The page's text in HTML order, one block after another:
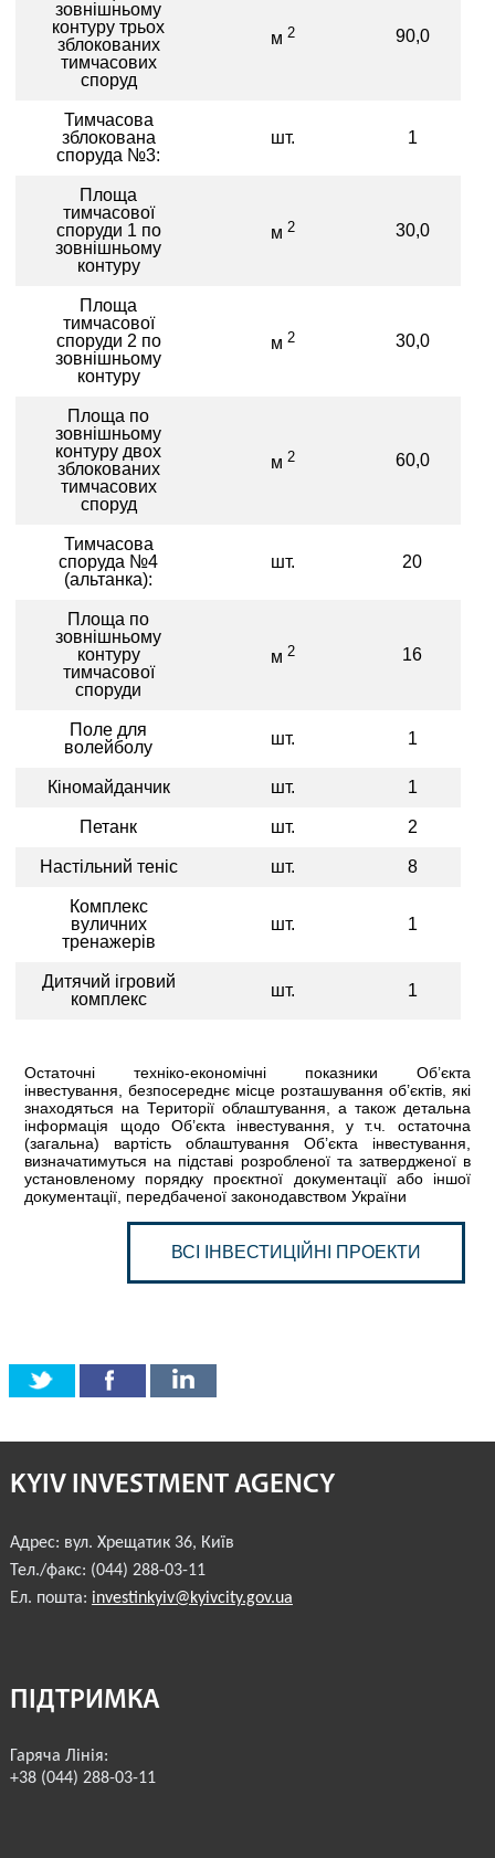
зовнішньому
контуру трьох
зблокованих
тимчасових
споруд
м 2 90,0
Тимчасова
зблокована
споруда №3:
шт. 1
Площа
тимчасової
споруди 1 по
зовнішньому
контуру
м 2 30,0
Площа
тимчасової
споруди 2 по
зовнішньому
контуру
м 2 30,0
Площа по
зовнішньому
контуру двох
зблокованих
тимчасових
споруд
м 2 60,0
Тимчасова
споруда №4
(альтанка):
шт. 20
Площа по
зовнішньому
контуру
тимчасової
споруди
м 2 16
Поле для
волейболу
шт. 1
Кіномайданчик шт. 1
Петанк шт. 2
Настільний теніс шт. 8
Комплекс
вуличних
тренажерів
шт. 1
Дитячий ігровий
комплекс
шт. 1
Остаточні техніко-економічні показники Об’єкта
інвестування, безпосереднє місце розташування об’єктів, які
знаходяться на Території облаштування, а також детальна
інформація щодо Об’єкта інвестування, у т.ч. остаточна
(загальна) вартість облаштування Об’єкта інвестування,
визначатимуться на підставі розробленої та затвердженої в
установленому порядку проєктної документації або іншої
документації, передбаченої законодавством України
ВСІ ІНВЕСТИЦІЙНІ ПРОЕКТИ
KYIV INVESTMENT AGENCY
Адрес: вул. Хрещатик 36, Київ
Тел./факс: (044) 288-03-11
Ел. пошта: investinkyiv@kyivcity.gov.ua
ПІДТРИМКА
Гаряча Лінія:
+38 (044) 288-03-11